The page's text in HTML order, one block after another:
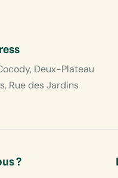
Deux-Plateau
Rue des Jardins
?